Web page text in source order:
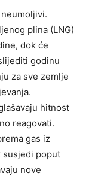
plina (LNG)
dok će
godinu
za sve zemlje
hitnost
reagovati.
gas iz
susjedi poput
nove